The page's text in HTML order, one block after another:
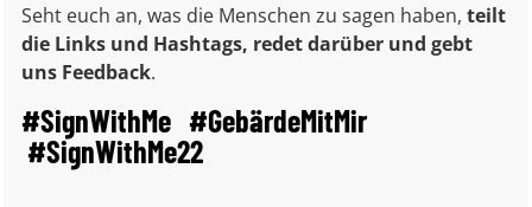
Seht euch an, was die Menschen zu sagen haben, teilt
die Links und Hashtags, redet darüber und gebt
uns Feedback.
#SignWithMe #GebärdeMitMir
#SignWithMe22